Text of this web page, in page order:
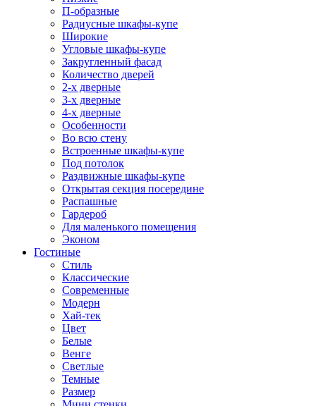
П-образные
Радиусные шкафы-купе
Широкие
Угловые шкафы-купе
Закругленный фасад
Количество дверей
2-х дверные
3-х дверные
4-х дверные
Особенности
Во всю стену
Встроенные шкафы-купе
Под потолок
Раздвижные шкафы-купе
Открытая секция посередине
Распашные
Гардероб
Для маленького помещения
Эконом
Гостиные
Стиль
Классические
Современные
Модерн
Хай-тек
Цвет
Белые
Венге
Светлые
Темные
Размер